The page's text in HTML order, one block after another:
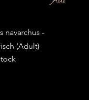
navarchus -
(Adult)